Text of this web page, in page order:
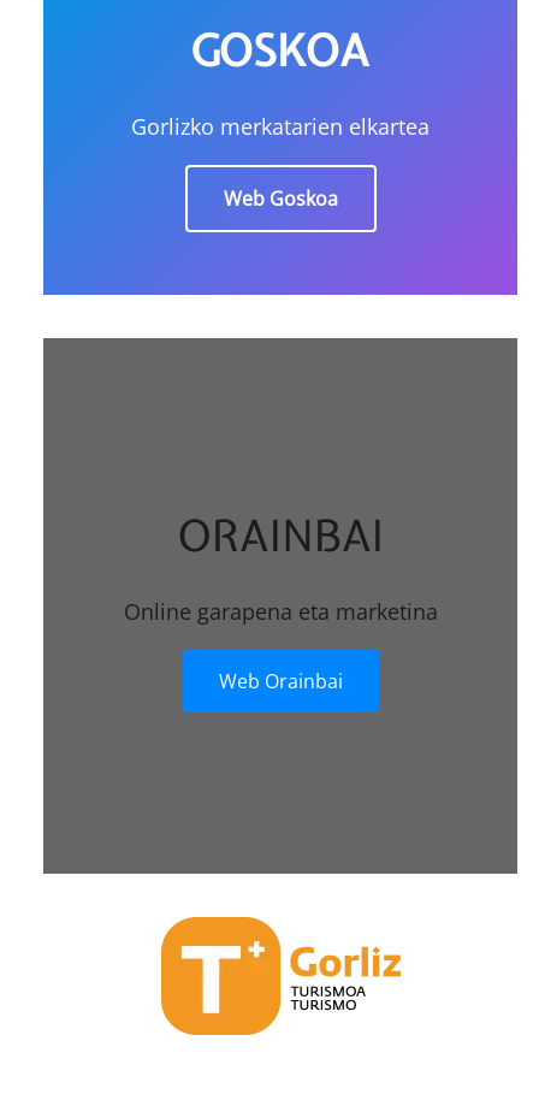
GOSKOA
Gorlizko merkatarien elkartea
Web Goskoa
ORAINBAI
Online garapena eta marketina
Web Orainbai